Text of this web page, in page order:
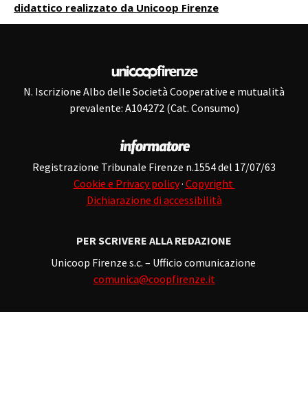
didattico realizzato da Unicoop Firenze
N. Iscrizione Albo delle Società Cooperative e mutualità
prevalente: A104272 (Cat. Consumo)
Registrazione Tribunale Firenze n.1554 del 17/07/63
Cookie e Privacy policy· Copyright
Dichiarazione di accessibilità
PER SCRIVERE ALLA REDAZIONE
Unicoop Firenze s.c. – Ufficio comunicazione
comunica@coopfirenze.it